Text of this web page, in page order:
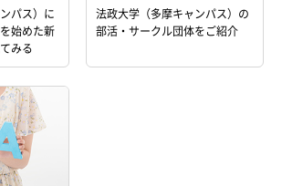
パス）に
始めた新
みる
法政大学（多摩キャンパス）の
部活・サークル団体をご紹介